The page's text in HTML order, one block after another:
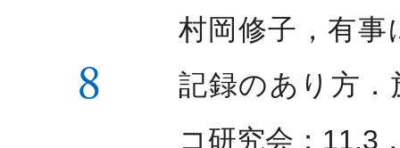
8
村岡修子，有事
記録のあり方
コ研究会；11.3